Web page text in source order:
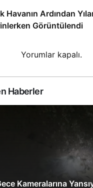
Havanın Ardından
Görüntülendi
Yorumlar kapalı.
Haberler
Kameralarına